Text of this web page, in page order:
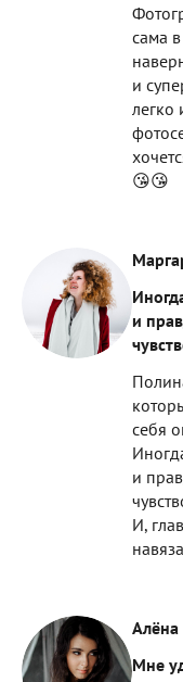
сама
и
😘😘
и
себя
и
И,
Алёна
Мне